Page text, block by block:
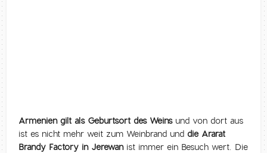
Armenien gilt als Geburtsort des Weinsund von dort aus
ist es nicht mehr weit zum Weinbrand unddie Ararat
Brandy Factory in Jerewanist immer ein Besuch wert. Die